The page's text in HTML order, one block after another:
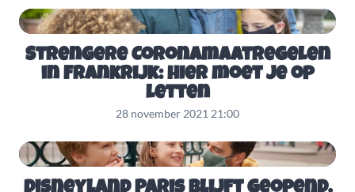
Strengere Coronamaatregelen
in Frankrijk: hier moet je op
letten
28 november 2021 21:00